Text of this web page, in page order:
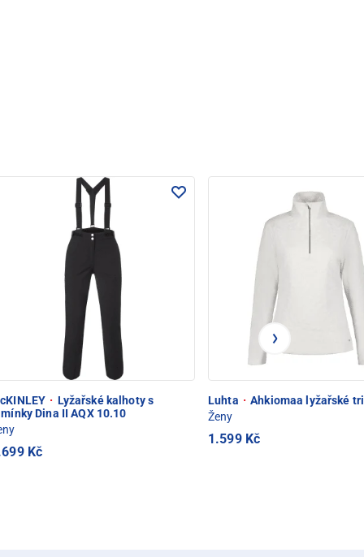
· Lyžařské kalhoty s
Dina II AQX 10.10
Kč
Luhta · Ahkiomaa lyžařské
Ženy
1.599 Kč